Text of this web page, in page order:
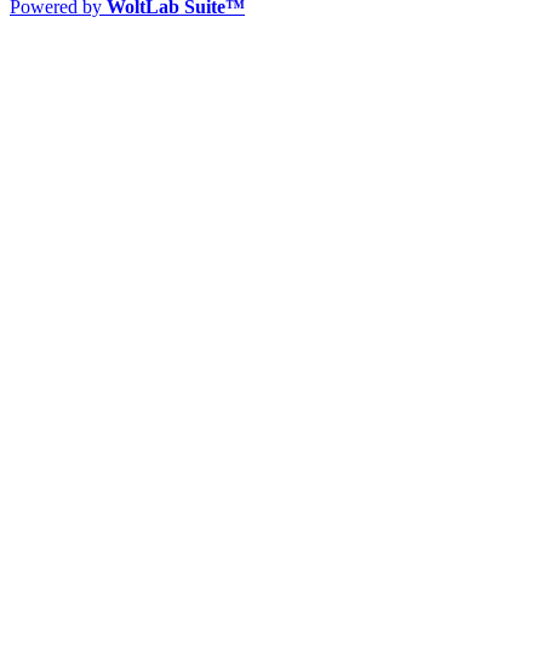
Powered by WoltLab Suite™